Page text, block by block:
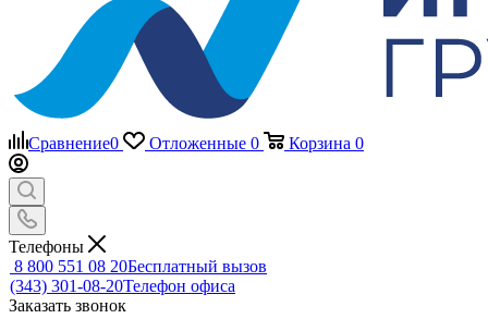
Сравнение0 Отложенные 0 Корзина 0
Телефоны
8 800 551 08 20Бесплатный вызов
(343) 301-08-20Телефон офиса
Заказать звонок